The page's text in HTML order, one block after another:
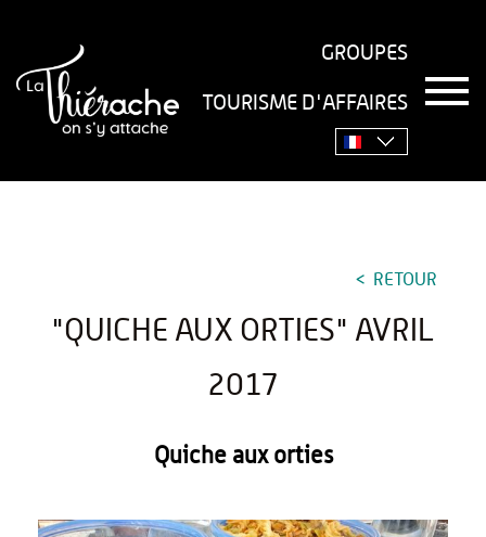
GROUPES
TOURISME D'AFFAIRES
T
o
Accueil› Séjourner Recettes›"Quiche
RETOUR
"QUICHE AUX ORTIES" AVRIL
2017
Quiche aux orties